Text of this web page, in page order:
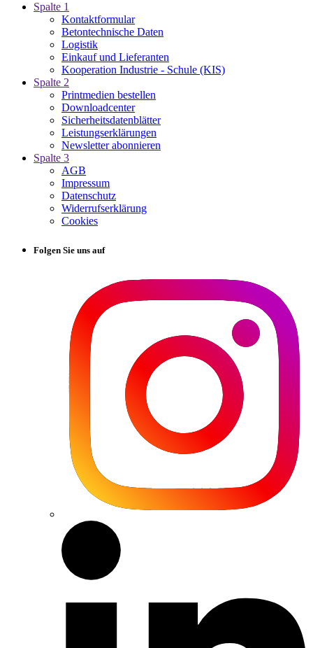
Spalte 1
Kontaktformular
Betontechnische Daten
Logistik
Einkauf und Lieferanten
Kooperation Industrie - Schule (KIS)
Spalte 2
Printmedien bestellen
Downloadcenter
Sicherheitsdatenblätter
Leistungserklärungen
Newsletter abonnieren
Spalte 3
AGB
Impressum
Datenschutz
Widerrufserklärung
Cookies
Folgen Sie uns auf